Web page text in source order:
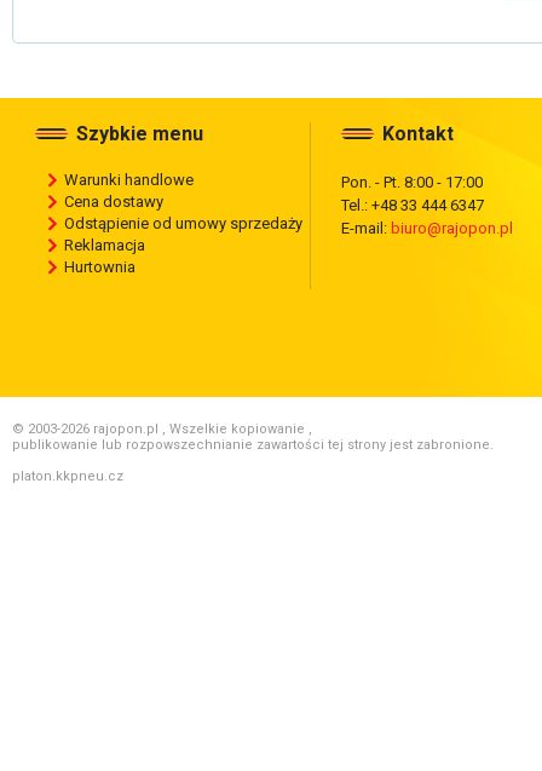
Szybkie menu
Warunki handlowe
Cena dostawy
Odstąpienie od umowy sprzedaży
Reklamacja
Hurtownia
Kontakt
Pon. - Pt. 8:00 - 17:00
Tel.: +48 33 444 6347
E-mail: biuro@rajopon.pl
© 2003-2026 rajopon.pl , Wszelkie kopiowanie ,
publikowanie lub rozpowszechnianie zawartości tej strony jest zabronione.
platon.kkpneu.cz